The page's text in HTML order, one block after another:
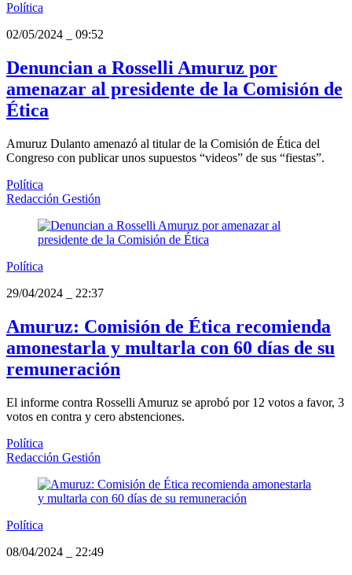
Política
02/05/2024
09:52
Denuncian a Rosselli Amuruz por
amenazar al presidente de la Comisión de
Ética
Amuruz Dulanto amenazó al titular de la Comisión de Ética del
Congreso con publicar unos supuestos “videos” de sus “fiestas”.
Política
Redacción Gestión
Política
29/04/2024
22:37
Amuruz: Comisión de Ética recomienda
amonestarla y multarla con 60 días de su
remuneración
El informe contra Rosselli Amuruz se aprobó por 12 votos a favor, 3
votos en contra y cero abstenciones.
Política
Redacción Gestión
Política
08/04/2024
22:49